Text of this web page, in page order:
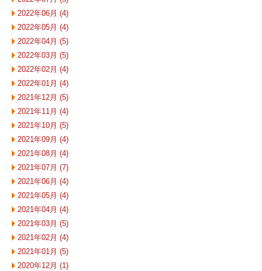
2022年06月 (4)
2022年05月 (4)
2022年04月 (5)
2022年03月 (5)
2022年02月 (4)
2022年01月 (4)
2021年12月 (5)
2021年11月 (4)
2021年10月 (5)
2021年09月 (4)
2021年08月 (4)
2021年07月 (7)
2021年06月 (4)
2021年05月 (4)
2021年04月 (4)
2021年03月 (5)
2021年02月 (4)
2021年01月 (5)
2020年12月 (1)